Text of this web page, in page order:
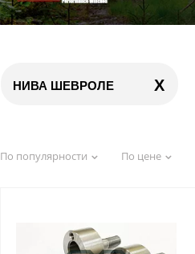
НИВА ШЕВРОЛЕ X
По популярности По цене